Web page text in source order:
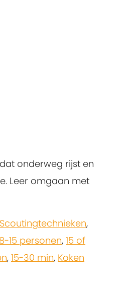
onderweg rijst en
Leer omgaan met
,
8-15 personen, 15 of
, 15-30 min, Koken